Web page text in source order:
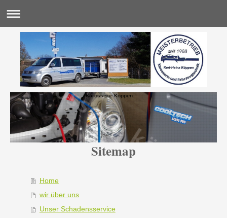
Karosserie Köppen
Sitemap
Home
wir über uns
Unser Schadensservice